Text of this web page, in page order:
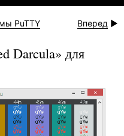
PuTTY Вперед
Darcula» для